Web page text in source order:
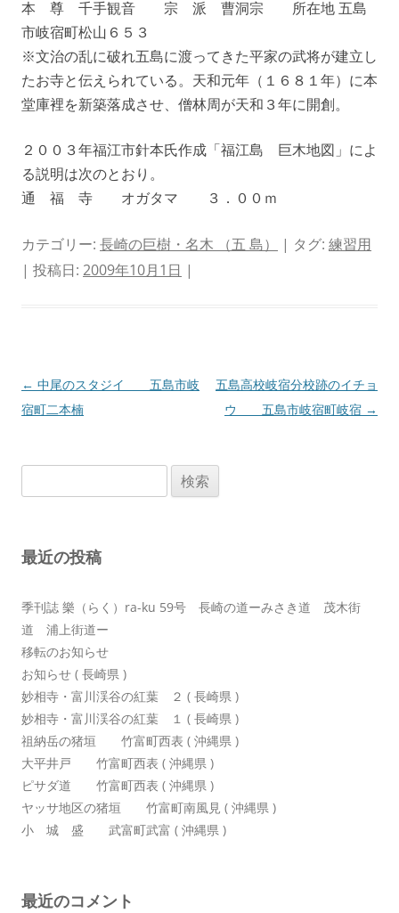
本 尊 千手観音 宗 派 曹洞宗 所在地 五島
市岐宿町松山６５３
※文治の乱に破れ五島に渡ってきた平家の武将が建立し
たお寺と伝えられている。天和元年（１６８１年）に本
堂庫裡を新築落成させ、僧林周が天和３年に開創。
２００３年福江市針本氏作成「福江島 巨木地図」によ
る説明は次のとおり。
通 福 寺 オガタマ ３．００ｍ
カテゴリー: 長崎の巨樹・名木 （五 島） | タグ: 練習用
| 投稿日: 2009年10月1日 |
投
稿
ョ
← 中尾のスタジイ 五島市岐
宿町二本楠
五島高校岐宿分校跡のイチョ
ウ 五島市岐宿町岐宿 →
索:
最近の投稿
季刊誌 樂（らく）ra-ku 59号 長崎の道ーみさき道 茂木街
道 浦上街道ー
移転のお知らせ
お知らせ ( 長崎県 )
妙相寺・富川渓谷の紅葉 ２ ( 長崎県 )
妙相寺・富川渓谷の紅葉 １ ( 長崎県 )
祖納岳の猪垣 竹富町西表 ( 沖縄県 )
大平井戸 竹富町西表 ( 沖縄県 )
ピサダ道 竹富町西表 ( 沖縄県 )
ヤッサ地区の猪垣 竹富町南風見 ( 沖縄県 )
小 城 盛 武富町武富 ( 沖縄県 )
最近のコメント